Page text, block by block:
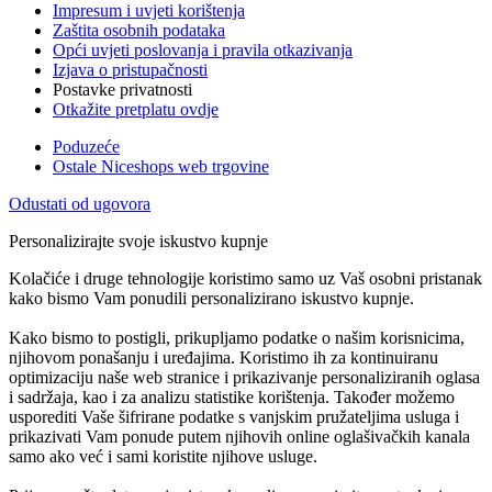
Impresum i uvjeti korištenja
Zaštita osobnih podataka
Opći uvjeti poslovanja i pravila otkazivanja
Izjava o pristupačnosti
Postavke privatnosti
Otkažite pretplatu ovdje
Poduzeće
Ostale Niceshops web trgovine
Odustati od ugovora
Personalizirajte svoje iskustvo kupnje
Kolačiće i druge tehnologije koristimo samo uz Vaš osobni pristanak
kako bismo Vam ponudili personalizirano iskustvo kupnje.
Kako bismo to postigli, prikupljamo podatke o našim korisnicima,
njihovom ponašanju i uređajima. Koristimo ih za kontinuiranu
optimizaciju naše web stranice i prikazivanje personaliziranih oglasa
i sadržaja, kao i za analizu statistike korištenja. Također možemo
usporediti Vaše šifrirane podatke s vanjskim pružateljima usluga i
prikazivati Vam ponude putem njihovih online oglašivačkih kanala
samo ako već i sami koristite njihove usluge.